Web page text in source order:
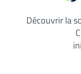
Découvrir la